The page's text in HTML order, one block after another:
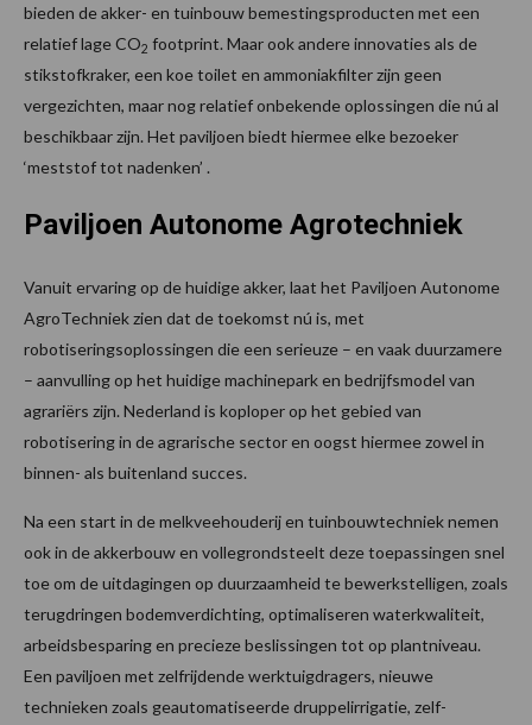
bieden de akker- en tuinbouw bemestingsproducten met een
relatief lage CO2 footprint. Maar ook andere innovaties als de
stikstofkraker, een koe toilet en ammoniakfilter zijn geen
vergezichten, maar nog relatief onbekende oplossingen die nú al
beschikbaar zijn. Het paviljoen biedt hiermee elke bezoeker
‘meststof tot nadenken’ .
Paviljoen Autonome Agrotechniek
Vanuit ervaring op de huidige akker, laat het Paviljoen Autonome
AgroTechniek zien dat de toekomst nú is, met
robotiseringsoplossingen die een serieuze – en vaak duurzamere
– aanvulling op het huidige machinepark en bedrijfsmodel van
agrariërs zijn. Nederland is koploper op het gebied van
robotisering in de agrarische sector en oogst hiermee zowel in
binnen- als buitenland succes.
Na een start in de melkveehouderij en tuinbouwtechniek nemen
ook in de akkerbouw en vollegrondsteelt deze toepassingen snel
toe om de uitdagingen op duurzaamheid te bewerkstelligen, zoals
terugdringen bodemverdichting, optimaliseren waterkwaliteit,
arbeidsbesparing en precieze beslissingen tot op plantniveau.
Een paviljoen met zelfrijdende werktuigdragers, nieuwe
technieken zoals geautomatiseerde druppelirrigatie, zelf-